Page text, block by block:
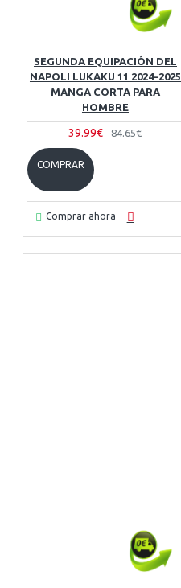
SEGUNDA EQUIPACIÓN DEL
NAPOLI LUKAKU 11 2024-2025
MANGA CORTA PARA
HOMBRE
39.99€ 84.65€
COMPRAR
Comprar ahora